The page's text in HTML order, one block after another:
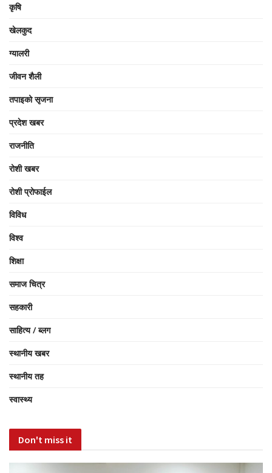
कृषि
खेलकुद
ग्यालरी
जीवन शैली
तपाइको सृजना
प्रदेश खबर
राजनीति
रोशी खबर
रोशी प्रोफाईल
विविध
विश्व
शिक्षा
समाज चित्र
सहकारी
साहित्य / ब्लग
स्थानीय खबर
स्थानीय तह
स्वास्थ्य
Don't miss it